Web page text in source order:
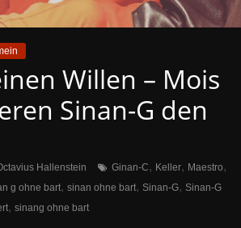
Willen – Mois
Sinan-G den
Hallenstein Ginan-C, Keller, Maestro,
g ohne bart, sinan ohne bart, Sinan-G, Sinan-G
, sinang ohne bart